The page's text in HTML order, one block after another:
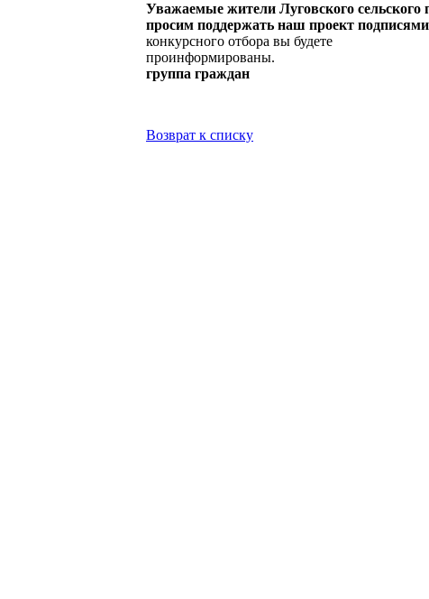
Уважаемые жители Луговского сельского
просим поддержать наш проект
конкурсного отбора вы будете
группа граждан
Возврат к списку